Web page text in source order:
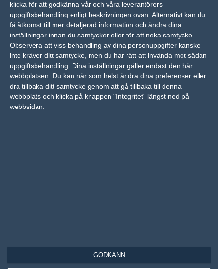
klicka för att godkänna vår och våra leverantörers
uppgiftsbehandling enligt beskrivningen ovan. Alternativt kan du
få åtkomst till mer detaljerad information och ändra dina
inställningar innan du samtycker eller för att neka samtycke.
Observera att viss behandling av dina personuppgifter kanske
inte kräver ditt samtycke, men du har rätt att invända mot sådan
uppgiftsbehandling. Dina inställningar gäller endast den här
webbplatsen. Du kan när som helst ändra dina preferenser eller
dra tillbaka ditt samtycke genom att gå tillbaka till denna
webbplats och klicka på knappen "Integritet" längst ned på
webbsidan.
GODKÄNN
Följ oss i social media
Följ oss på Facebook
Följ oss på Twitter
Följ oss på Twitch
Information
Alla åsikter uttryckta på Fragbite representerar varje enskild skribent och
kan du skicka iväg ett email tillvår support.